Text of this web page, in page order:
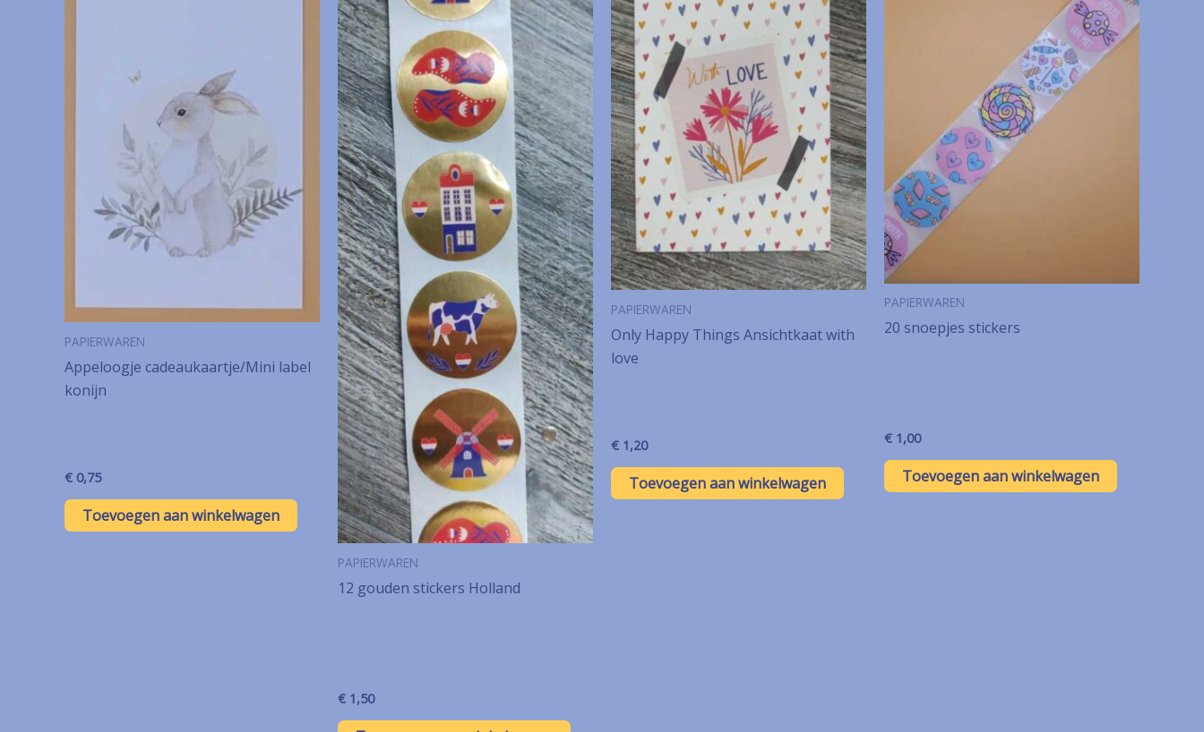
PAPIERWAREN
Appeloogje cadeaukaartje/Mini label
konijn
€ 0,75
Toevoegen aan winkelwagen
PAPIERWAREN
12 gouden stickers Holland
€ 1,50
PAPIERWAREN
Only Happy Things Ansichtkaat with
love
€ 1,20
Toevoegen aan winkelwagen
PAPIERWAREN
20 snoepjes stickers
€ 1,00
Toevoegen aan winkelwagen